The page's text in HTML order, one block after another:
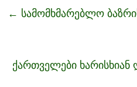
b
k
er l e
← სამომხმარებლო
ქართველები ხარისხიან